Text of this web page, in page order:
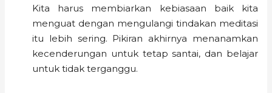
Kita harus membiarkan kebiasaan baik kita
menguat dengan mengulangi tindakan meditasi
itu lebih sering. Pikiran akhirnya menanamkan
kecenderungan untuk tetap santai, dan belajar
untuk tidak terganggu.